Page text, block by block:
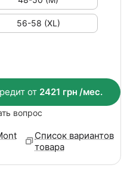
56-58 (XL)
от 2421 грн /мес.
вопрос
Список вариантов
товара